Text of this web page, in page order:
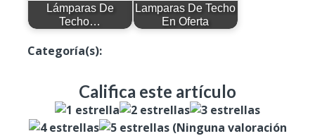
Lámparas De
Techo…
Lamparas De Techo
En Oferta
Categoría(s):Productos
Califica este artículo
(Ninguna valoración